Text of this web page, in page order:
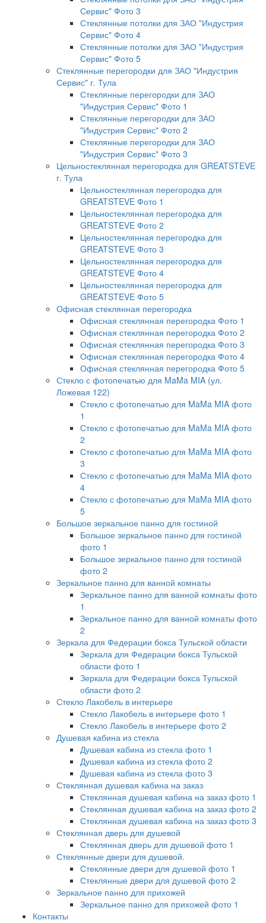
Сервис" Фото 3
Стеклянные потолки для ЗАО "Индустрия
Сервис" Фото 4
Стеклянные потолки для ЗАО "Индустрия
Сервис" Фото 5
Стеклянные перегородки для ЗАО "Индустрия
Сервис" г. Тула
Стеклянные перегородки для ЗАО
"Индустрия Сервис" Фото 1
Стеклянные перегородки для ЗАО
"Индустрия Сервис" Фото 2
Стеклянные перегородки для ЗАО
"Индустрия Сервис" Фото 3
Цельностеклянная перегородка для GREATSTEVE
г. Тула
Цельностеклянная перегородка для
GREATSTEVE Фото 1
Цельностеклянная перегородка для
GREATSTEVE Фото 2
Цельностеклянная перегородка для
GREATSTEVE Фото 3
Цельностеклянная перегородка для
GREATSTEVE Фото 4
Цельностеклянная перегородка для
GREATSTEVE Фото 5
Офисная стеклянная перегородка
Офисная стеклянная перегородка Фото 1
Офисная стеклянная перегородка Фото 2
Офисная стеклянная перегородка Фото 3
Офисная стеклянная перегородка Фото 4
Офисная стеклянная перегородка Фото 5
Стекло с фотопечатью для MaMa MIA (ул.
Ложевая 122)
Стекло с фотопечатью для MaMa MIA фото
1
Стекло с фотопечатью для MaMa MIA фото
2
Стекло с фотопечатью для MaMa MIA фото
3
Стекло с фотопечатью для MaMa MIA фото
4
Стекло с фотопечатью для MaMa MIA фото
5
Большое зеркальное панно для гостиной
Большое зеркальное панно для гостиной
фото 1
Большое зеркальное панно для гостиной
фото 2
Зеркальное панно для ванной комнаты
Зеркальное панно для ванной комнаты фото
1
Зеркальное панно для ванной комнаты фото
2
Зеркала для Федерации бокса Тульской области
Зеркала для Федерации бокса Тульской
области фото 1
Зеркала для Федерации бокса Тульской
области фото 2
Стекло Лакобель в интерьере
Стекло Лакобель в интерьере фото 1
Стекло Лакобель в интерьере фото 2
Душевая кабина из стекла
Душевая кабина из стекла фото 1
Душевая кабина из стекла фото 2
Душевая кабина из стекла фото 3
Стеклянная душевая кабина на заказ
Стеклянная душевая кабина на заказ фото 1
Стеклянная душевая кабина на заказ фото 2
Стеклянная душевая кабина на заказ фото 3
Стеклянная дверь для душевой
Стеклянная дверь для душевой фото 1
Стеклянные двери для душевой.
Стеклянные двери для душевой фото 1
Стеклянные двери для душевой фото 2
Зеркальное панно для прихожей
Зеркальное панно для прихожей фото 1
Контакты